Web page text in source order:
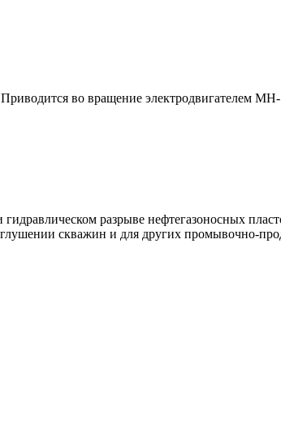
во вращение электродвигателем
разрыве нефтегазоносных
скважин и для других промывочно-